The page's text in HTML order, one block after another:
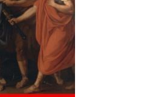
DÉTAILS